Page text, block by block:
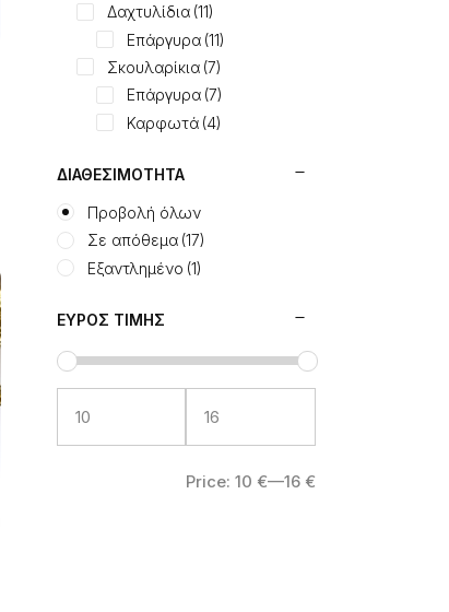
Δαχτυλίδια (11)
Επάργυρα (11)
Σκουλαρίκια (7)
Επάργυρα (7)
Καρφωτά (4)
ΔΙΑΘΕΣΙΜΌΤΗΤΑ
Προβολή όλων
Σε απόθεμα (17)
Εξαντλημένο (1)
ΕΎΡΟΣ ΤΙΜΉΣ
Price: 10 €—16 €